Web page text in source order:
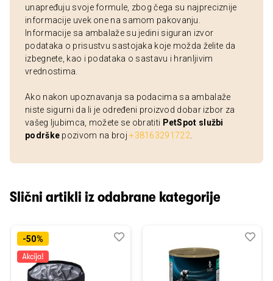
unapređuju svoje formule, zbog čega su najpreciznije
informacije uvek one na samom pakovanju.
Informacije sa ambalaže su jedini siguran izvor
podataka o prisustvu sastojaka koje možda želite da
izbegnete, kao i podataka o sastavu i hranljivim
vrednostima.
Ako nakon upoznavanja sa podacima sa ambalaže
niste sigurni da li je određeni proizvod dobar izbor za
vašeg ljubimca, možete se obratiti PetSpot službi
podrške pozivom na broj+38163291722
Slični artikli iz odabrane kategorije
-50%
Dodaj
Uporedi